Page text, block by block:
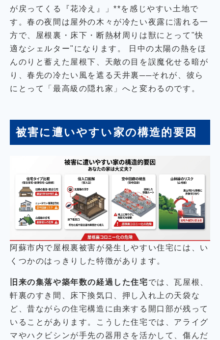
が戻ってくる『花冷え』」**を感じやすい土地で
す。春の夜間は屋外の木々が冷たい夜露に濡れる一
方で、屋根裏・床下・断熱材周りは獣にとって"快
適なシェルター"になります。 日中の太陽の熱をほ
んのりと蓄えた屋根下、天敵の目を誤魔化せる暗が
り、春先の冷たい風を遮る天井裏──それが、彼ら
にとって「最高級の隠れ家」へと変わるのです。
被害に遭いやすい家の構造的要因
阿蘇市内で屋根裏被害が発生しやすい住宅には、い
くつかのはっきりした特徴があります。
旧来の集落や築年数の経過した住宅では、瓦屋根、
軒裏のすき間、床下換気口、押し入れ上の天袋な
ど、昔ながらの住宅構造に由来する開口部が残って
いることがあります。こうした住宅では、アライグ
マやハクビシンが手先の器用さを活かして、傷んだ